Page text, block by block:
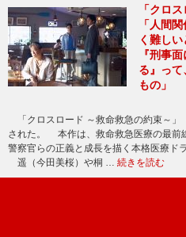
「クロ
「人間
く難し
『刑事
る』っ
もの」
「クロスロード ～救命救急の約束～」
された。 本作は、救命救急医療の最前
警察官らの正義と成長を描く本格医療ド
遥（今田美桜）や桐 … 続きを読む